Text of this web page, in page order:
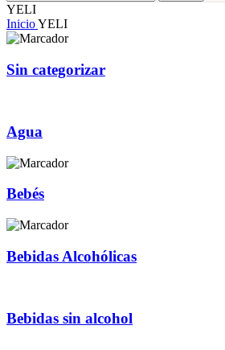
YELI
InicioYELI
Sin categorizar
Agua
Bebés
Bebidas Alcohólicas
Bebidas sin alcohol